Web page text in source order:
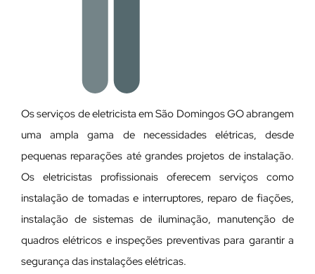
Os serviços de eletricista em São Domingos GO abrangem
uma ampla gama de necessidades elétricas, desde
pequenas reparações até grandes projetos de instalação.
Os eletricistas profissionais oferecem serviços como
instalação de tomadas e interruptores, reparo de fiações,
instalação de sistemas de iluminação, manutenção de
quadros elétricos e inspeções preventivas para garantir a
segurança das instalações elétricas.